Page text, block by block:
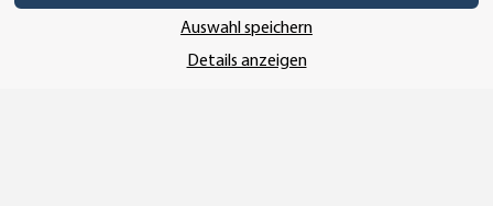
UNSER VERSANDDIENSTLEISTER
Auswahl speichern
Details anzeigen